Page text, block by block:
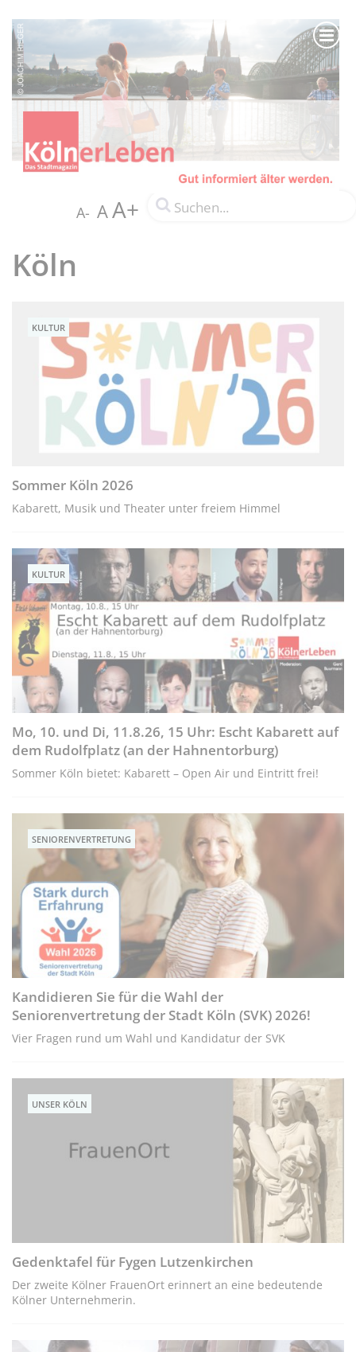
A- AA+
Köln
KULTUR
Sommer Köln 2026
Kabarett, Musik und Theater unter freiem Himmel
KULTUR
Mo, 10. und Di, 11.8.26, 15 Uhr: Escht Kabarett auf
dem Rudolfplatz (an der Hahnentorburg)
Sommer Köln bietet: Kabarett – Open Air und Eintritt frei!
SENIORENVERTRETUNG
Kandidieren Sie für die Wahl der
Seniorenvertretung der Stadt Köln (SVK) 2026!
Vier Fragen rund um Wahl und Kandidatur der SVK
UNSER KÖLN
Gedenktafel für Fygen Lutzenkirchen
Der zweite Kölner FrauenOrt erinnert an eine bedeutende
Kölner Unternehmerin.